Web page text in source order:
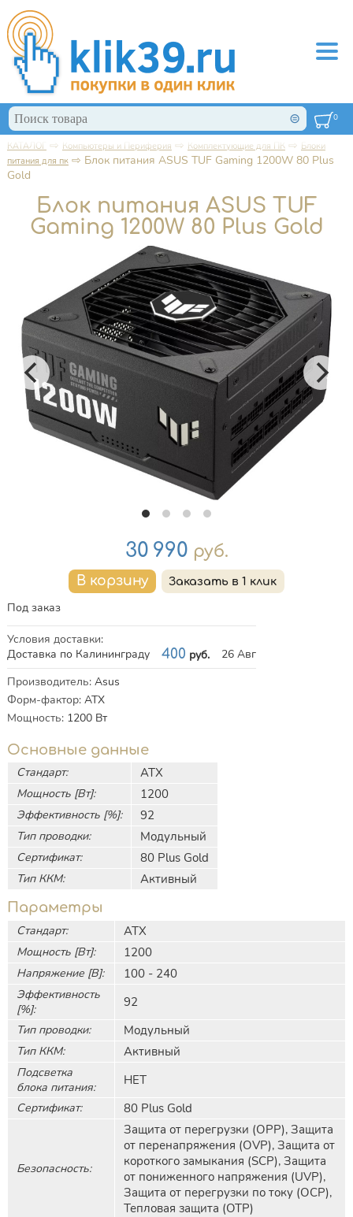
Перейти к основному содержанию
Форма поиска
Поиск 0
Вы здесь
КАТАЛОГ ⇨ Компьютеры и Периферия ⇨ Комплектующие для ПК⇨ Блоки
питания для пк⇨ Блок питания ASUS TUF Gaming 1200W 80 Plus
Gold
Блок питания ASUS TUF
Gaming 1200W 80 Plus Gold
Цена
30 990 руб.
Под заказ
Условия доставки:
Доставка по Калининграду
400 руб.
26 Авг
Характеристики
Производитель: Asus
Форм-фактор: ATX
Мощность: 1200 Вт
Основные данные
Стандарт: АТХ
Мощность [Вт]: 1200
Эффективность [%]: 92
Тип проводки: Модульный
Сертификат: 80 Plus Gold
Тип ККМ:
Активный
Параметры
Стандарт: АТХ
Мощность [Вт]: 1200
Напряжение [В]: 100 - 240
Эффективность
[%]:
92
Тип проводки: Модульный
Тип ККМ: Активный
Подсветка
блока питания:
НЕТ
Сертификат: 80 Plus Gold
Безопасность:
Защита от перегрузки (OPP), Защита
от перенапряжения (OVP), Защита от
короткого замыкания (SCP), Защита
от пониженного напряжения (UVP),
Защита от перегрузки по току (OCP),
Тепловая защита (OTP)